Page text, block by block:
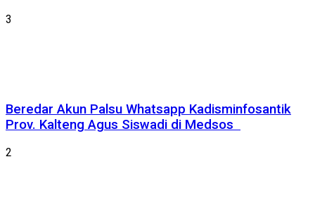
3
Beredar Akun Palsu Whatsapp Kadisminfosantik
Prov. Kalteng Agus Siswadi di Medsos
2